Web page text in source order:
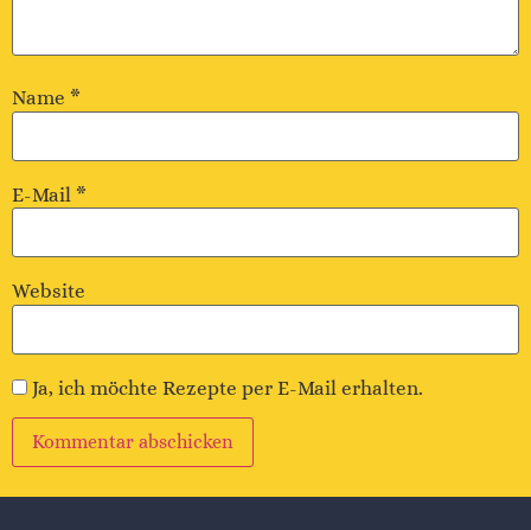
Name *
E-Mail *
Website
Ja, ich möchte Rezepte per E-Mail erhalten.
Alternative: